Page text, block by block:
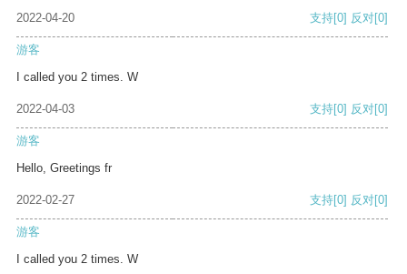
2022-04-20 支持[0] 反对[0]
游客
I called you 2 times. W
2022-04-03 支持[0] 反对[0]
游客
Hello, Greetings fr
2022-02-27 支持[0] 反对[0]
游客
I called you 2 times. W